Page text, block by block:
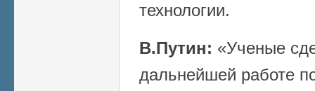
технологии.
В.Путин: «Ученые
дальнейшей работе